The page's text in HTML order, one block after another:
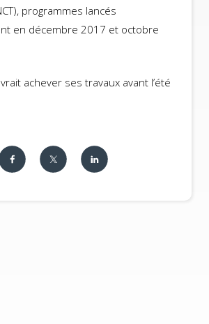
programmes lancés
en décembre 2017 et octobre
achever ses travaux avant l’été